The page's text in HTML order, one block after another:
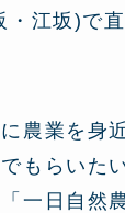
江坂)で
農業を身
もらいた
一日自然